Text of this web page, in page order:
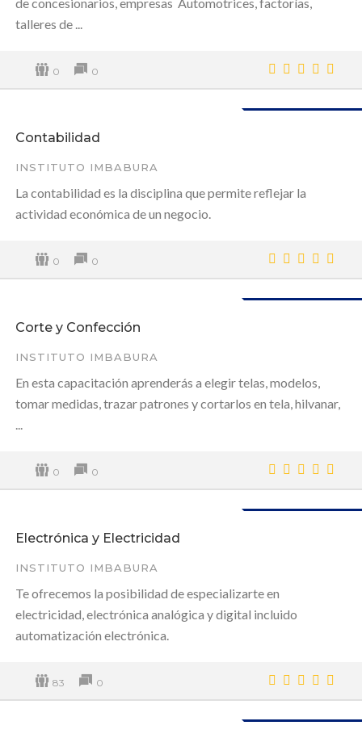
talleres de ...
0 0
Contabilidad
INSTITUTO IMBABURA
La contabilidad es la disciplina que permite reflejar la
actividad económica de un negocio.
0 0
Corte y Confección
INSTITUTO IMBABURA
En esta capacitación aprenderás a elegir telas, modelos,
tomar medidas, trazar patrones y cortarlos en tela, hilvanar,
0 0
Electrónica y Electricidad
INSTITUTO IMBABURA
Te ofrecemos la posibilidad de especializarte en
electricidad, electrónica analógica y digital incluido
automatización electrónica.
83 0